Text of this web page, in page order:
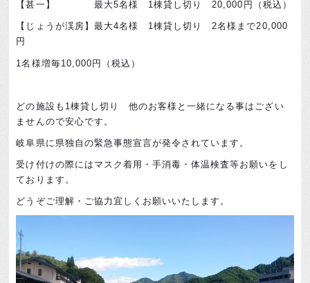
【甚一】 最大5名様 1棟貸し切り 20,000円（税込）
【じょうが渓房】最大4名様 1棟貸し切り 2名様まで20,000
円
1名様増毎10,000円（税込）
どの施設も1棟貸し切り 他のお客様と一緒になる事はござい
ませんので安心です。
岐阜県に県独自の緊急事態宣言が発令されています。
受け付けの際にはマスク着用・手消毒・体温検査等お願いをし
ております。
どうぞご理解・ご協力宜しくお願いいたします。